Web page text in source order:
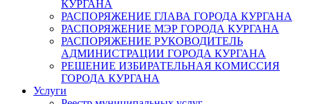
КУРГАНА
РАСПОРЯЖЕНИЕ ГЛАВА ГОРОДА КУРГАНА
РАСПОРЯЖЕНИЕ МЭР ГОРОДА КУРГАНА
РАСПОРЯЖЕНИЕ РУКОВОДИТЕЛЬ
АДМИНИСТРАЦИИ ГОРОДА КУРГАНА
РЕШЕНИЕ ИЗБИРАТЕЛЬНАЯ КОМИССИЯ
ГОРОДА КУРГАНА
Услуги